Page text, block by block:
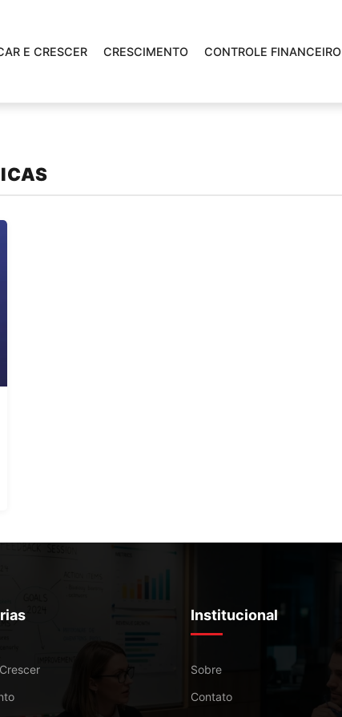
E CRESCER CRESCIMENTO CONTROLE FINANCEIRO
Institucional
Sobre
Contato